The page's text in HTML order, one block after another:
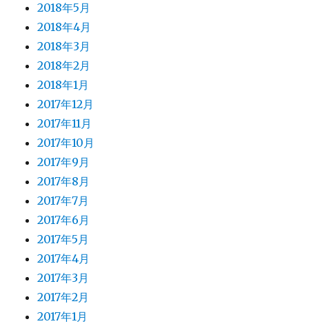
2018年5月
2018年4月
2018年3月
2018年2月
2018年1月
2017年12月
2017年11月
2017年10月
2017年9月
2017年8月
2017年7月
2017年6月
2017年5月
2017年4月
2017年3月
2017年2月
2017年1月